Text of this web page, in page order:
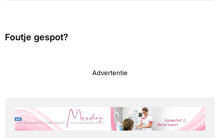
Foutje gespot?
Advertentie